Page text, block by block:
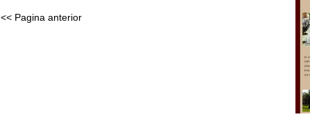
<< Pagina anterior